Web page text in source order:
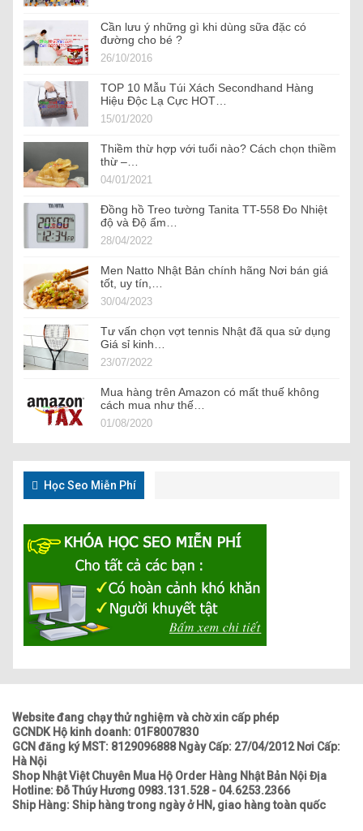
Cần lưu ý những gì khi dùng sữa đặc có
đường cho bé ?
26/10/2016
TOP 10 Mẫu Túi Xách Secondhand Hàng
Hiệu Độc Lạ Cực HOT…
15/01/2020
Thiềm thừ hợp với tuổi nào? Cách chọn thiềm
thừ –…
04/01/2021
Đồng hồ Treo tường Tanita TT-558 Đo Nhiệt
độ và Độ ẩm…
28/04/2022
Men Natto Nhật Bản chính hãng Nơi bán giá
tốt, uy tín,…
30/04/2023
Tư vấn chọn vợt tennis Nhật đã qua sử dụng
Giá sỉ kinh…
23/07/2022
Mua hàng trên Amazon có mất thuế không
cách mua như thế…
01/08/2020
Học Seo Miễn Phí
Website đang chạy thử nghiệm và chờ xin cấp phép
GCNDK Hộ kinh doanh: 01F8007830
GCN đăng ký MST: 8129096888 Ngày Cấp: 27/04/2012 Nơi Cấp:
Hà Nội
Shop Nhật Việt Chuyên Mua Hộ Order Hàng Nhật Bản Nội Địa
Hotline: Đỗ Thúy Hương 0983.131.528 - 04.6253.2366
Ship Hàng: Ship hàng trong ngày ở HN, giao hàng toàn quốc